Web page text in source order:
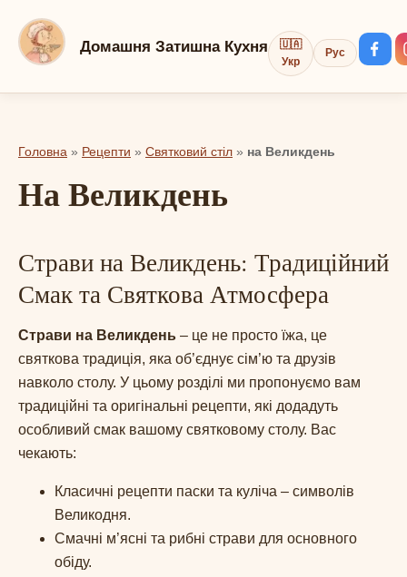
вмісту
Домашня Затишна Кухня
🇺🇦
Укр
Рус
Головна » Рецепти » Святковий стіл » на Великдень
на Великдень
Страви на Великдень: Традиційний
Смак та Святкова Атмосфера
Страви на Великдень – це не просто їжа, це
святкова традиція, яка об’єднує сім’ю та друзів
навколо столу. У цьому розділі ми пропонуємо вам
традиційні та оригінальні рецепти, які додадуть
особливий смак вашому святковому столу. Вас
чекають:
Класичні рецепти паски та куліча – символів
Великодня.
Смачні м’ясні та рибні страви для основного
обіду.